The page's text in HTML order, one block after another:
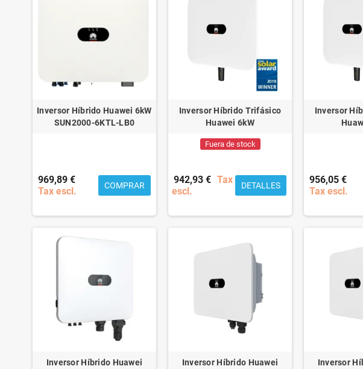
Inversor Híbrido Huawei 6kW
SUN2000-6KTL-LB0
969,89 €
Tax escl.
COMPRAR
Inversor Híbrido Trifásico
Huawei 6kW
Fuera de stock
942,93 € Tax
escl.
DETALLES
Inversor
956,05 €
Tax escl.
Inversor Híbrido Huawei
Inversor Híbrido Huawei
Inversor